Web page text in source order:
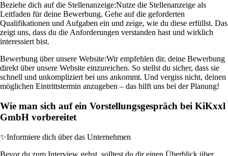
Beziehe dich auf die Stellenanzeige:Nutze die Stellenanzeige als
Leitfaden für deine Bewerbung. Gehe auf die geforderten
Qualifikationen und Aufgaben ein und zeige, wie du diese erfüllst. Das
zeigt uns, dass du die Anforderungen verstanden hast und wirklich
interessiert bist.
Bewerbung über unsere Website:Wir empfehlen dir, deine Bewerbung
direkt über unsere Website einzureichen. So stellst du sicher, dass sie
schnell und unkompliziert bei uns ankommt. Und vergiss nicht, deinen
möglichen Eintrittstermin anzugeben – das hilft uns bei der Planung!
Wie man sich auf ein Vorstellungsgespräch bei KiKxxl
GmbH vorbereitet
✨Informiere dich über das Unternehmen
Bevor du zum Interview gehst, solltest du dir einen Überblick über